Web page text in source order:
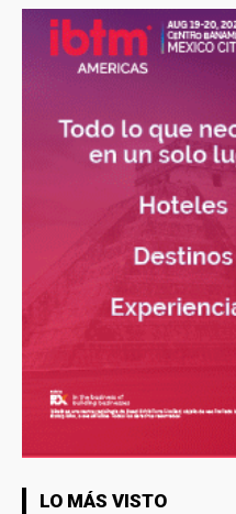
LO MÁS VISTO